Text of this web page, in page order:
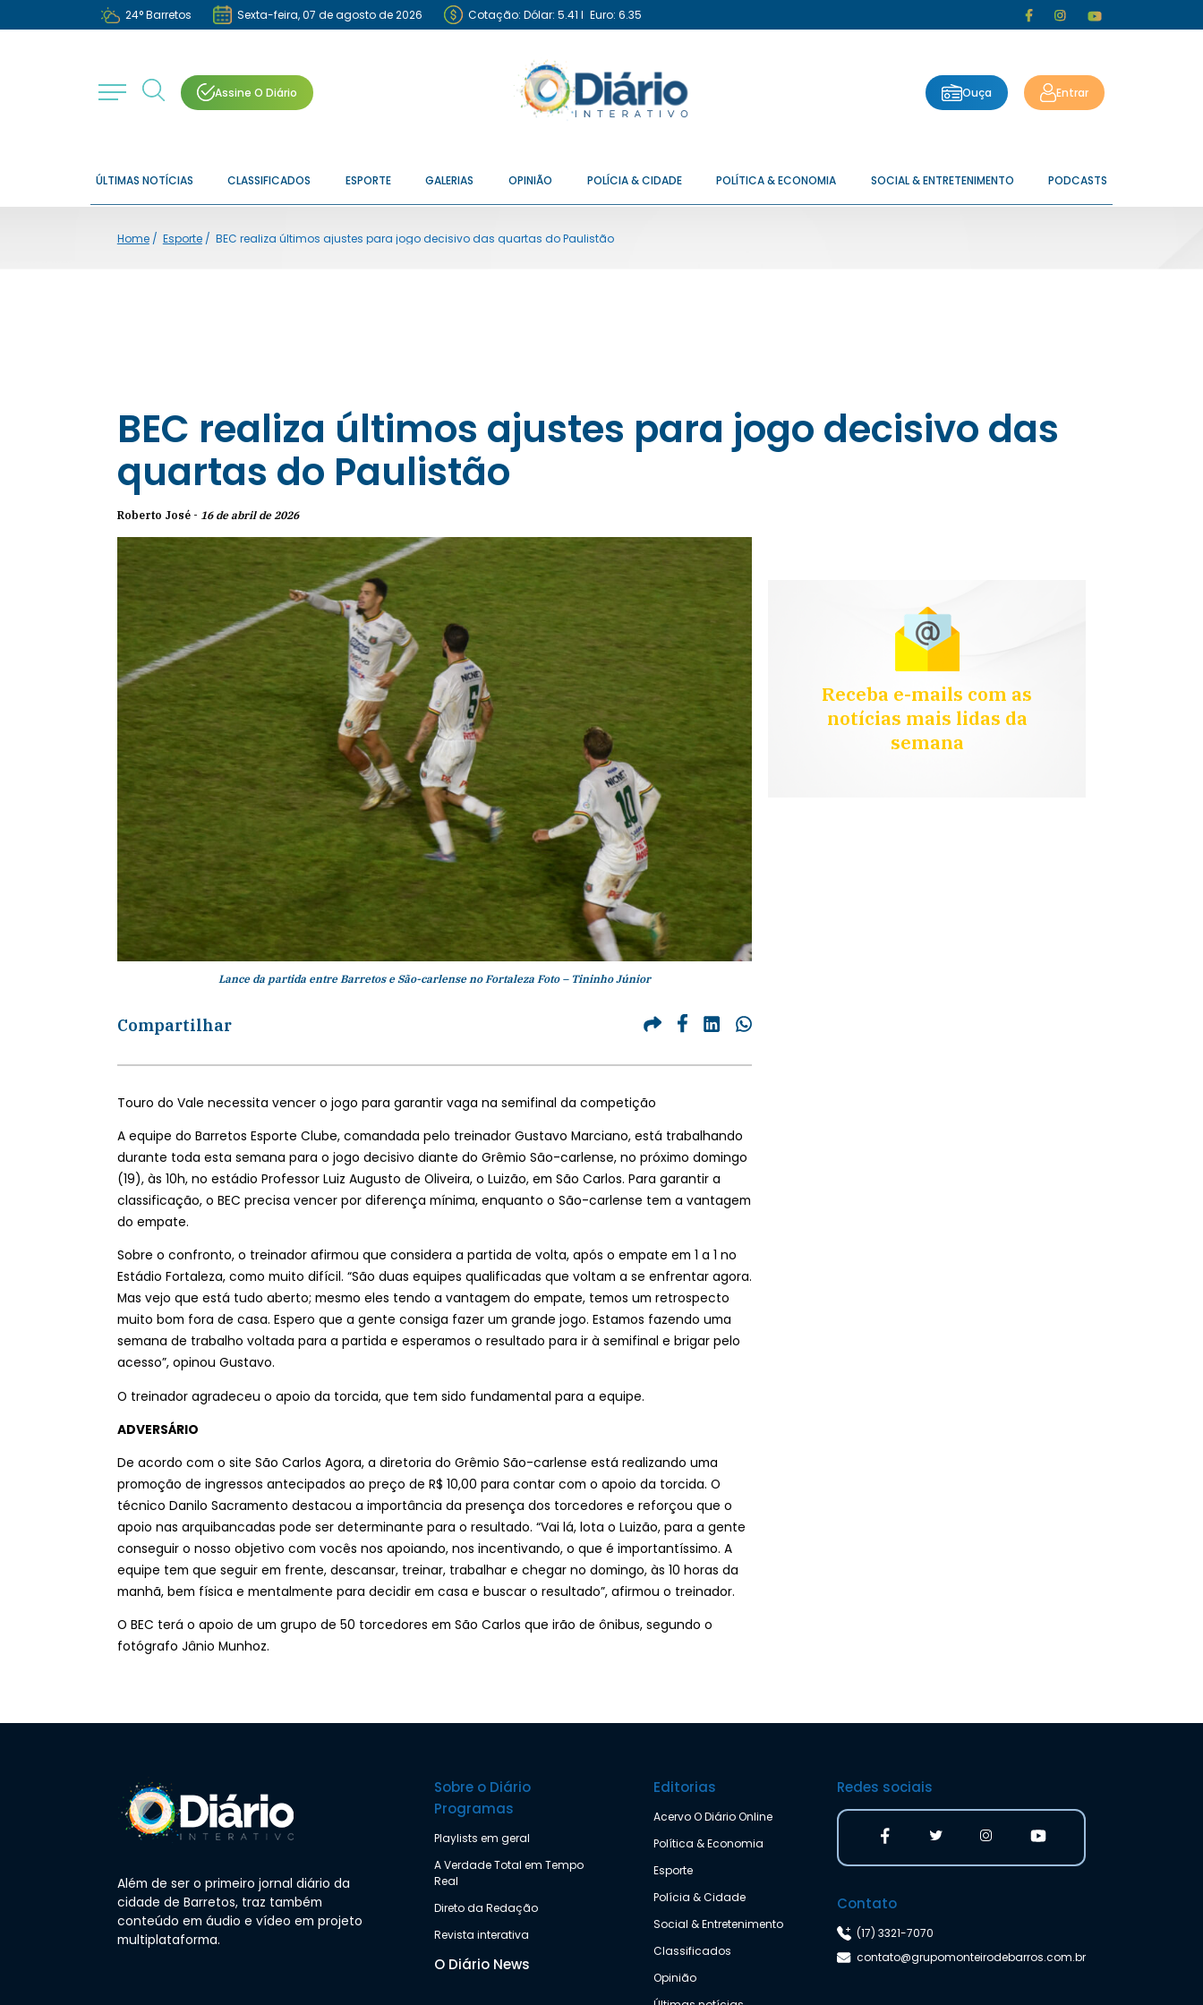
24°Barretos Sexta-feira, 07 de agosto de 2026 Cotação: Dólar: 5.41 I Euro: 6.35
Assine O Diário Ouça Entrar
ÚLTIMAS NOTÍCIAS CLASSIFICADOS ESPORTE GALERIAS OPINIÃO POLÍCIA & CIDADE POLÍTICA & ECONOMIA SOCIAL & ENTRETENIMENTO PODCASTS
Home/ Esporte/ BEC realiza últimos ajustes para jogo decisivo das quartas do Paulistão
BEC realiza últimos ajustes para jogo decisivo das
quartas do Paulistão
Roberto José - 16 de abril de 2026
Lance da partida entre Barretos e São-carlense no Fortaleza Foto – Tininho Júnior
Compartilhar
Touro do Vale necessita vencer o jogo para garantir vaga na semifinal da competição
A equipe do Barretos Esporte Clube, comandada pelo treinador Gustavo Marciano, está trabalhando
durante toda esta semana para o jogo decisivo diante do Grêmio São-carlense, no próximo domingo
(19), às 10h, no estádio Professor Luiz Augusto de Oliveira, o Luizão, em São Carlos. Para garantir a
classificação, o BEC precisa vencer por diferença mínima, enquanto o São-carlense tem a vantagem
do empate.
Sobre o confronto, o treinador afirmou que considera a partida de volta, após o empate em 1 a 1 no
Estádio Fortaleza, como muito difícil. “São duas equipes qualificadas que voltam a se enfrentar agora.
Mas vejo que está tudo aberto; mesmo eles tendo a vantagem do empate, temos um retrospecto
muito bom fora de casa. Espero que a gente consiga fazer um grande jogo. Estamos fazendo uma
semana de trabalho voltada para a partida e esperamos o resultado para ir à semifinal e brigar pelo
acesso”, opinou Gustavo.
O treinador agradeceu o apoio da torcida, que tem sido fundamental para a equipe.
ADVERSÁRIO
De acordo com o site São Carlos Agora, a diretoria do Grêmio São-carlense está realizando uma
promoção de ingressos antecipados ao preço de R$ 10,00 para contar com o apoio da torcida. O
técnico Danilo Sacramento destacou a importância da presença dos torcedores e reforçou que o
apoio nas arquibancadas pode ser determinante para o resultado. “Vai lá, lota o Luizão, para a gente
conseguir o nosso objetivo com vocês nos apoiando, nos incentivando, o que é importantíssimo. A
equipe tem que seguir em frente, descansar, treinar, trabalhar e chegar no domingo, às 10 horas da
manhã, bem física e mentalmente para decidir em casa e buscar o resultado”, afirmou o treinador.
O BEC terá o apoio de um grupo de 50 torcedores em São Carlos que irão de ônibus, segundo o
fotógrafo Jânio Munhoz.
Receba e-mails com as
notícias mais lidas da
semana
Além de ser o primeiro jornal diário da
cidade de Barretos, traz também
conteúdo em áudio e vídeo em projeto
multiplataforma.
Sobre o Diário
Programas
Playlists em geral
A Verdade Total em Tempo
Real
Direto da Redação
Revista interativa
O Diário News
Editorias
Acervo O Diário Online
Política & Economia
Esporte
Polícia & Cidade
Social & Entretenimento
Classificados
Opinião
Redes sociais
Contato
(17) 3321-7070
contato@grupomonteirodebarros.com.br